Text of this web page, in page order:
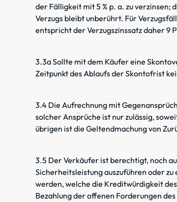
der Fälligkeit mit 5 % p. a. zu verzinsen;
Verzugs bleibt unberührt. Für
entspricht der Verzugszinssatz daher 9
3.3a Sollte mit dem Käufer eine
Zeitpunkt des Ablaufs der Skontofrist
3.4 Die Aufrechnung mit
solcher Ansprüche ist nur zulässig,
übrigen ist die Geltendmachung von
3.5 Der Verkäufer ist berechtigt, noch
Sicherheitsleistung auszuführen oder
werden, welche die Kreditwürdigkeit
Bezahlung der offenen Forderungen